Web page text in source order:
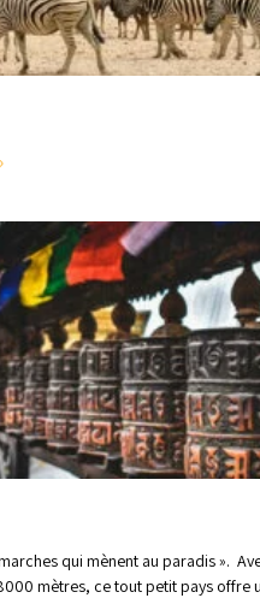
qui mènent au paradis ».
mètres, ce tout petit pays offre